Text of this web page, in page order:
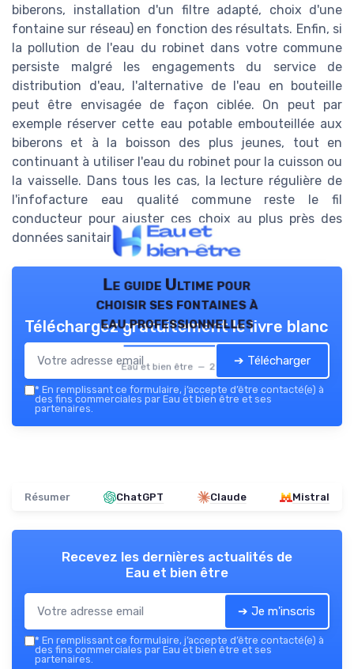
biberons, installation d'un filtre adapté, choix d'une
fontaine sur réseau) en fonction des résultats. Enfin, si
la pollution de l'eau du robinet dans votre commune
persiste malgré les engagements du service de
distribution d'eau, l'alternative de l'eau en bouteille
peut être envisagée de façon ciblée. On peut par
exemple réserver cette eau potable embouteillée aux
biberons et à la boisson des plus jeunes, tout en
continuant à utiliser l'eau du robinet pour la cuisson ou
la vaisselle. Dans tous les cas, la lecture régulière de
l'infofacture eau qualité commune reste le fil
conducteur pour ajuster ces choix au plus près des
données sanitaires réelles.
Le guide Ultime pour
choisir ses fontaines à
eau professionnelles
Eau et bien être — 2026
Téléchargez gratuitement le livre blanc
➔ Télécharger
* En remplissant ce formulaire, j’accepte d’être contacté(e) à
des fins commerciales par Eau et bien être et ses
partenaires.
Résumer ChatGPT Claude Mistral
Recevez les dernières actualités de
Eau et bien être
➔ Je m'inscris
* En remplissant ce formulaire, j’accepte d’être contacté(e) à
des fins commerciales par Eau et bien être et ses
partenaires.